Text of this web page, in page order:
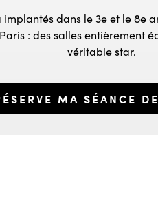
dans le 3e et le 8e
: des salles entièrement
véritable star.
MA SÉANCE